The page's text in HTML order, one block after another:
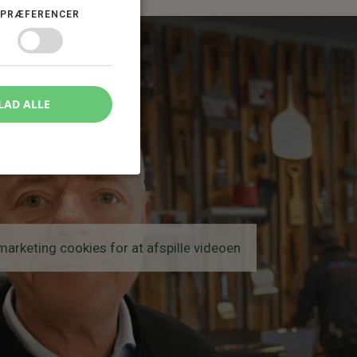
cookies for at afspille videoen
PRÆFERENCER
ALLE